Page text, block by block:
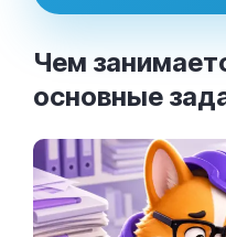
Чем
основные